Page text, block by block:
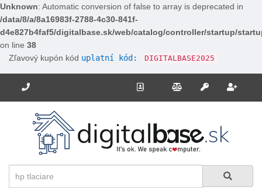
Unknown: Automatic conversion of false to array is deprecated in
/data/8/a/8a16983f-2788-4c30-841f-
d4e827b4faf5/digitalbase.sk/web/catalog/controller/startup/
on line 38
Zľavový kupón kód uplatní kód: DIGITALBASE2025
Potrebujete poradiť? Zavolajte nám. Kontakt Porovnanie
Prihlásiť sa